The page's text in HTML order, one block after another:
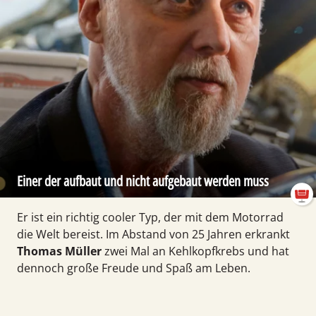
Einer der aufbaut und nicht aufgebaut werden muss
Er ist ein richtig cooler Typ, der mit dem Motorrad
die Welt be­reist. Im Abstand von 25 Jahren erkrankt
Thomas Müllerzwei Mal an Kehlkopf­krebs und hat
dennoch große Freude und Spaß am Leben.